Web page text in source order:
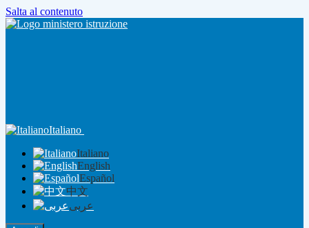
Salta al contenuto
Italiano
Italiano
English
Español
中文
عربى